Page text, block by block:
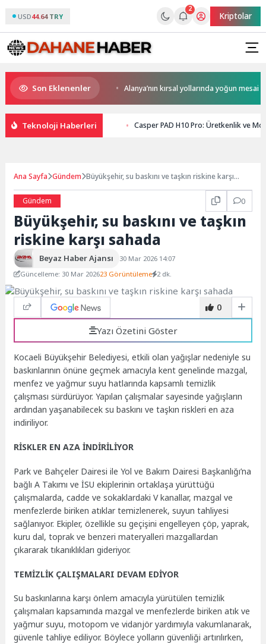
USD44.64 TRY
2
Kriptolar
Son Eklenenler
Potansiyeli Çok Büyük Alanya’nın kırsal yollarında yoğun mesai
Teknoloji Haberleri Casper PAD H10 Pro: Üretkenlik ve
Ana Sayfa Gündem Büyükşehir, su baskını ve taşkın riskine karşı
Gündem
0
Büyükşehir, su baskını ve taşkın
riskine karşı sahada
Beyaz Haber Ajansı
30 Mar 2026 14:07
Güncelleme: 30 Mar 202623 Görüntüleme 2 dk.
0
Yazı Özetini Göster
Kocaeli Büyükşehir Belediyesi, etkili olan yağışlar nedeniyle su
baskınlarının önüne geçmek amacıyla kent genelinde mazgal,
menfez ve yağmur suyu hatlarında kapsamlı temizlik
çalışması sürdürüyor. Yapılan çalışmalar sayesinde yağışların
ardından yaşanabilecek su baskını ve taşkın riskleri en aza
indiriliyor.
RİSKLER EN AZA İNDİRİLİYOR
Park ve Bahçeler Dairesi ile Yol ve Bakım Dairesi Başkanlığı’na
bağlı A Takımı ve İSU ekiplerinin ortaklaşa yürüttüğü
çalışmalarda, cadde ve sokaklardaki V kanallar, mazgal ve
menfezlerde biriken atıklar temizlenerek, suyun tahliyesi
sağlanıyor. Ekipler, özellikle su geçişini engelleyen çöp, yaprak,
kuru dal, toprak ve benzeri materyalleri mazgallardan
çıkararak tıkanıklıkları gideriyor.
TEMİZLİK ÇALIŞMALARI DEVAM EDİYOR
Su baskınlarına karşı önlem amacıyla yürütülen temizlik
çalışmaları kapsamında mazgal ve menfezlerde biriken atık ve
yağmur suyu, motopom ve vidanjör yardımıyla vakumlanarak,
güvenle tahliye ediliyor. Böylece yolların güvenliği artırılırken,